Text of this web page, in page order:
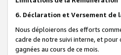
6. Déclaration et Versement de
Nous déploierons des efforts
cadre de notre suivi interne, et
gagnées au cours de ce mois.